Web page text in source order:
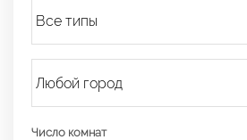
Число комнат